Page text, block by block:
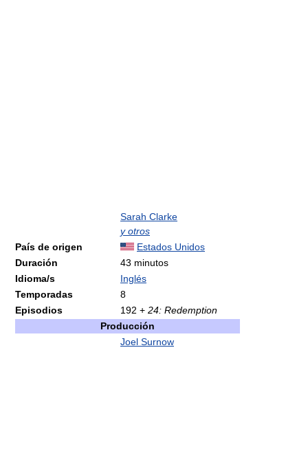
Sarah Clarke
y otros
País de origen
Estados Unidos
Duración
43 minutos
Idioma/s
Inglés
Temporadas
8
Episodios
192 + 24: Redemption
Producción
Joel Surnow